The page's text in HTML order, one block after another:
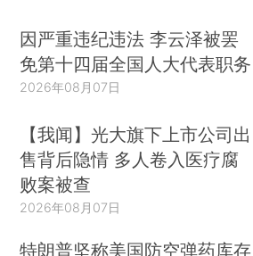
因严重违纪违法 李云泽被罢
免第十四届全国人大代表职务
2026年08月07日
【我闻】光大旗下上市公司出
售背后隐情 多人卷入医疗腐
败案被查
2026年08月07日
特朗普坚称美国防空弹药库存